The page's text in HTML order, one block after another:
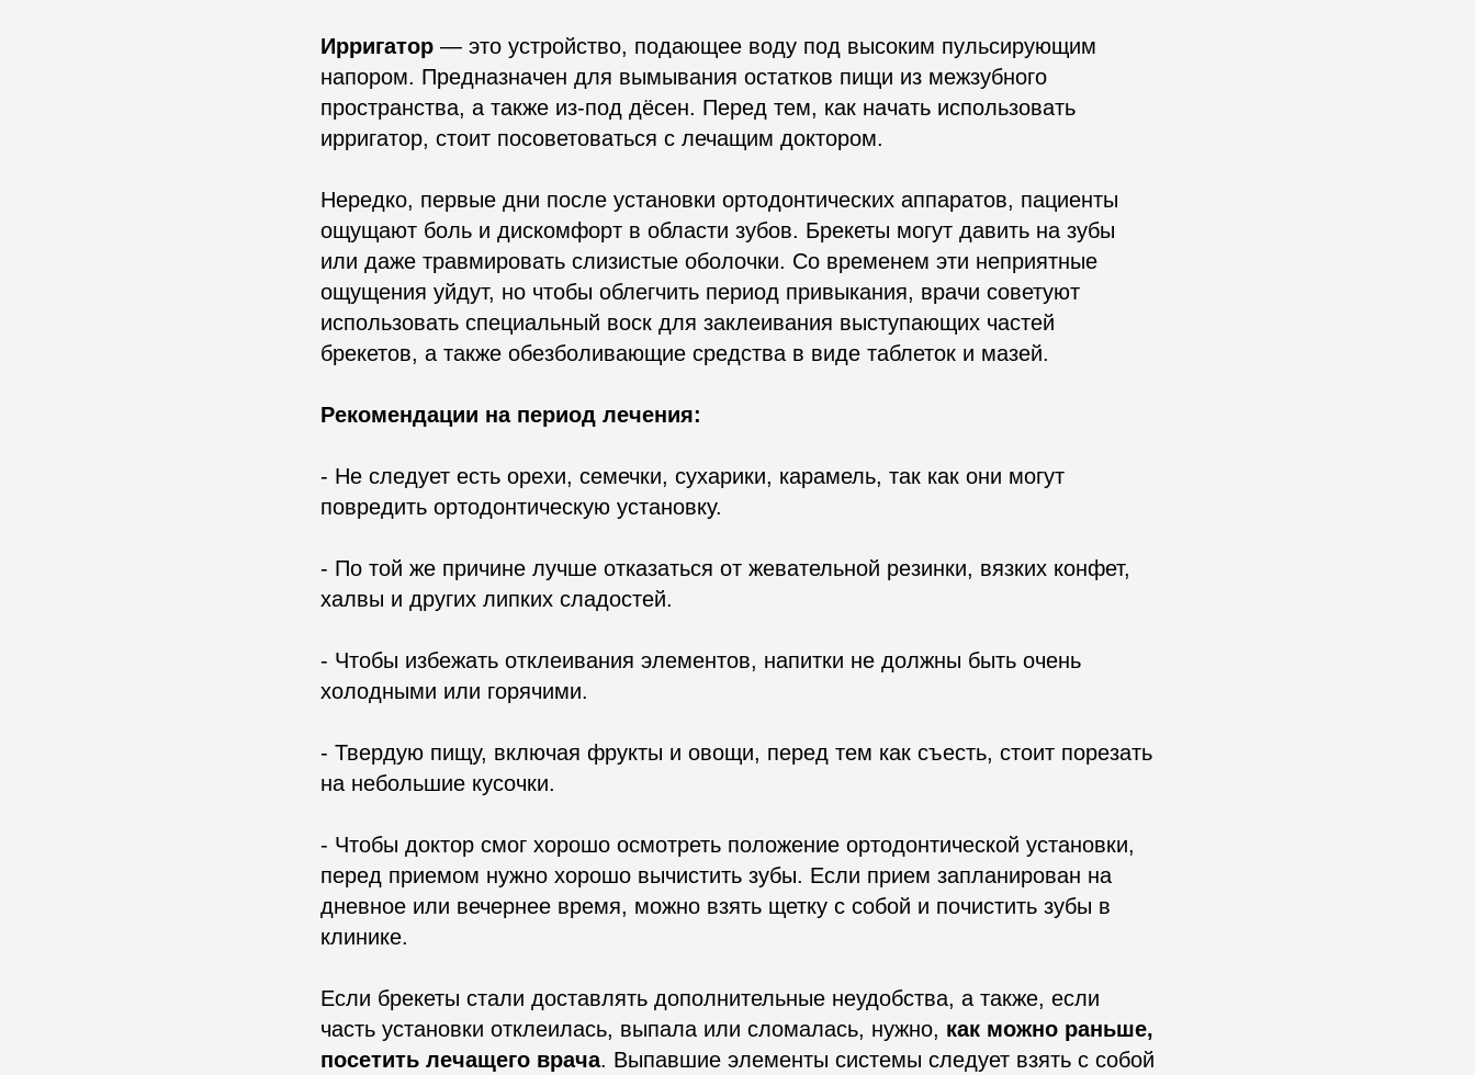
Ирригатор — это устройство, подающее воду под высоким пульсирующим
напором. Предназначен для вымывания остатков пищи из межзубного
пространства, а также из-под дёсен. Перед тем, как начать использовать
ирригатор, стоит посоветоваться с лечащим доктором.
Нередко, первые дни после установки ортодонтических аппаратов, пациенты
ощущают боль и дискомфорт в области зубов. Брекеты могут давить на зубы
или даже травмировать слизистые оболочки. Со временем эти неприятные
ощущения уйдут, но чтобы облегчить период привыкания, врачи советуют
использовать специальный воск для заклеивания выступающих частей
брекетов, а также обезболивающие средства в виде таблеток и мазей.
Рекомендации на период лечения:
- Не следует есть орехи, семечки, сухарики, карамель, так как они могут
повредить ортодонтическую установку.
- По той же причине лучше отказаться от жевательной резинки, вязких конфет,
халвы и других липких сладостей.
- Чтобы избежать отклеивания элементов, напитки не должны быть очень
холодными или горячими.
- Твердую пищу, включая фрукты и овощи, перед тем как съесть, стоит порезать
на небольшие кусочки.
- Чтобы доктор смог хорошо осмотреть положение ортодонтической установки,
перед приемом нужно хорошо вычистить зубы. Если прием запланирован на
дневное или вечернее время, можно взять щетку с собой и почистить зубы в
клинике.
Если брекеты стали доставлять дополнительные неудобства, а также, если
часть установки отклеилась, выпала или сломалась, нужно, как можно раньше,
посетить лечащего врача. Выпавшие элементы системы следует взять с собой